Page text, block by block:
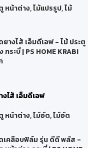
หน้าต่าง,ไม้แปรรูป,ไม้
งไส้ เอ็มดีเอฟ
หน้าต่าง,ไม้อัด,ไม้อัด